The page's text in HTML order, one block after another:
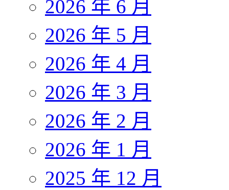
2026 年 6 月
2026 年 5 月
2026 年 4 月
2026 年 3 月
2026 年 2 月
2026 年 1 月
2025 年 12 月